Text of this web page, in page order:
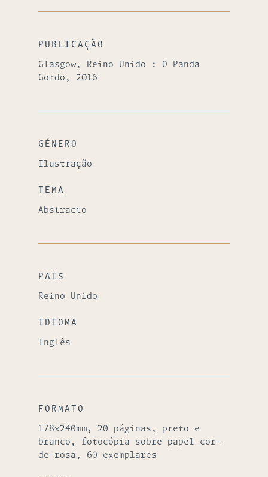
PUBLICAÇÃO
Glasgow, Reino Unido : O Panda
Gordo, 2016
GÉNERO
Ilustração
TEMA
Abstracto
PAÍS
Reino Unido
IDIOMA
Inglês
FORMATO
178x240mm, 20 páginas, preto e
branco, fotocópia sobre papel cor-
de-rosa, 60 exemplares